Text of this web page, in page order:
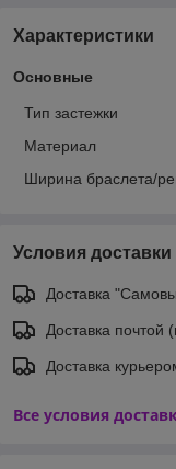
Характеристики
Основные
Тип застежки
Материал
Ширина браслета/
Условия доставки
Доставка
Доставка
Доставка
Все условия